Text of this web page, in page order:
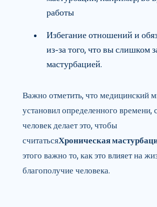
работы
Избегание отношений и
из-за того, что вы слишком
мастурбацией.
Важно отметить, что медицинский
установил определенного времени,
человек делает это, чтобы
считатьсяХроническая
этого важно то, как это влияет на
благополучие человека.